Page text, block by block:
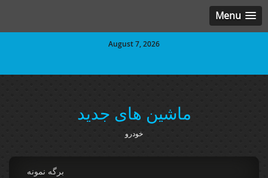
Menu
August 7, 2026
ماشین های جدید
خودرو
برگه نمونه